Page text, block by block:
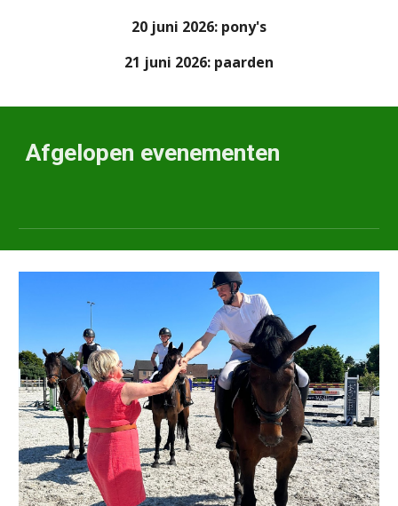
20 juni 2026: pony's
21 juni 2026: paarden
Afgelopen evenementen